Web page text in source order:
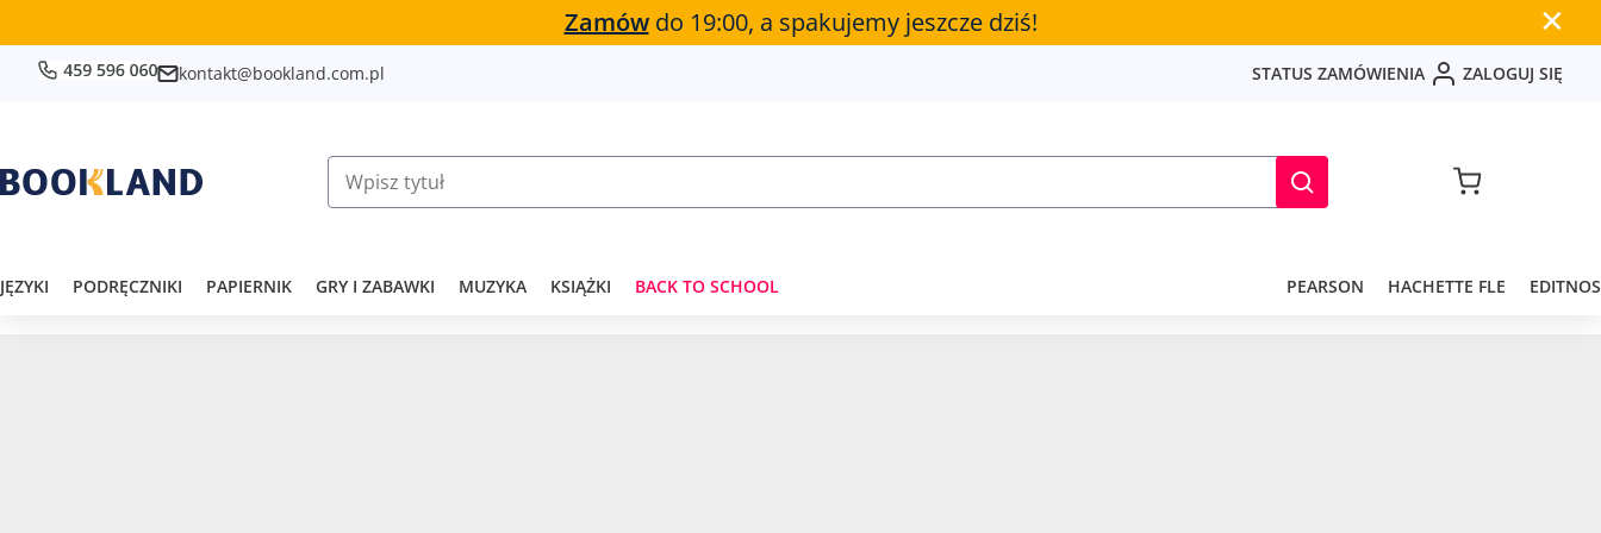
Zamówdo 19:00, a spakujemy jeszcze dziś! ✕
kontakt@bookland.com.pl STATUS ZAMÓWIENIA ZALOGUJ SIĘ
JĘZYKI PODRĘCZNIKI PAPIERNIK GRY I ZABAWKI MUZYKA KSIĄŻKI BACK TO SCHOOL PEARSON HACHETTE FLE EDITNOS